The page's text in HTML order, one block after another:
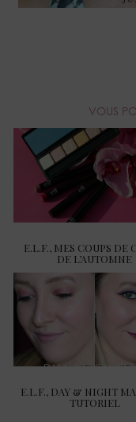
VOUS
E.L.F., MES COUPS DE
DE L’AUTOMNE
E.L.F., DAY & NIGHT
TUTORIEL